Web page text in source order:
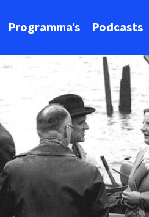
Programma's Podcasts